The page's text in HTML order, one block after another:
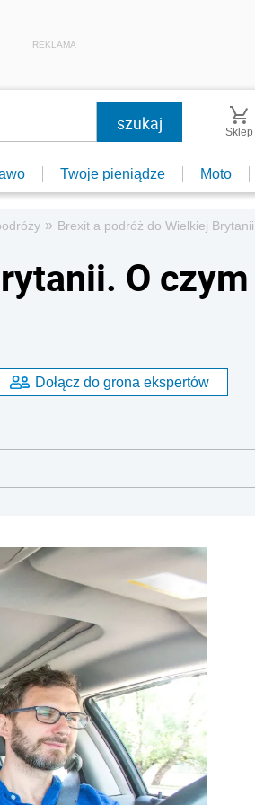
REKLAMA
Sklep
Twoje pieniądze Moto
» Brexit a podróż do Wielkiej
O czym
Dołącz do grona ekspertów